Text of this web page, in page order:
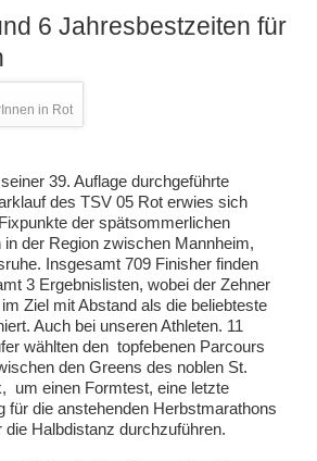
6 Jahresbestzeiten für
in Rot
39. Auflage durchgeführte
des TSV 05 Rot erwies sich
der spätsommerlichen
in der Region zwischen Mannheim,
Insgesamt 709 Finisher finden
3 Ergebnislisten, wobei der Zehner
Ziel mit Abstand als die beliebteste
Auch bei unseren Athleten. 11
wählten den topfebenen Parcours
den Greens des noblen St.
um einen Formtest, eine letzte
für die anstehenden Herbstmarathons
Halbdistanz durchzuführen.